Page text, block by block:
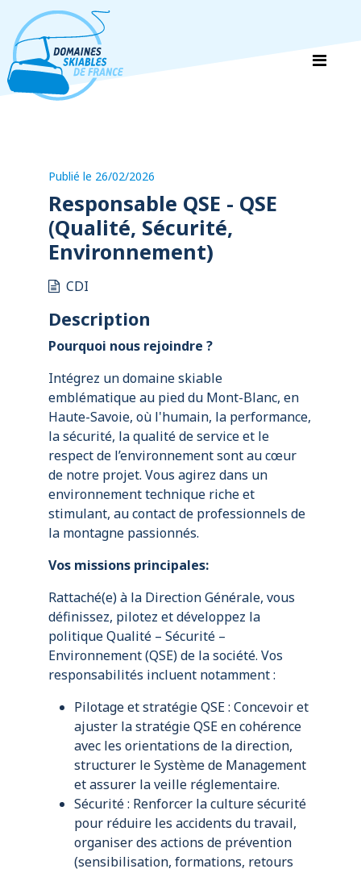
Publié le 26/02/2026
Responsable QSE - QSE
(Qualité, Sécurité,
Environnement)
CDI
Description
Pourquoi nous rejoindre ?
Intégrez un domaine skiable
emblématique au pied du Mont-Blanc, en
Haute-Savoie, où l'humain, la performance,
la sécurité, la qualité de service et le
respect de l’environnement sont au cœur
de notre projet. Vous agirez dans un
environnement technique riche et
stimulant, au contact de professionnels de
la montagne passionnés.
Vos missions principales:
Rattaché(e) à la Direction Générale, vous
définissez, pilotez et développez la
politique Qualité – Sécurité –
Environnement (QSE) de la société. Vos
responsabilités incluent notamment :
Pilotage et stratégie QSE : Concevoir et
ajuster la stratégie QSE en cohérence
avec les orientations de la direction,
structurer le Système de Management
et assurer la veille réglementaire.
Sécurité : Renforcer la culture sécurité
pour réduire les accidents du travail,
organiser des actions de prévention
(sensibilisation, formations, retours
Panneau de gestion des cookies